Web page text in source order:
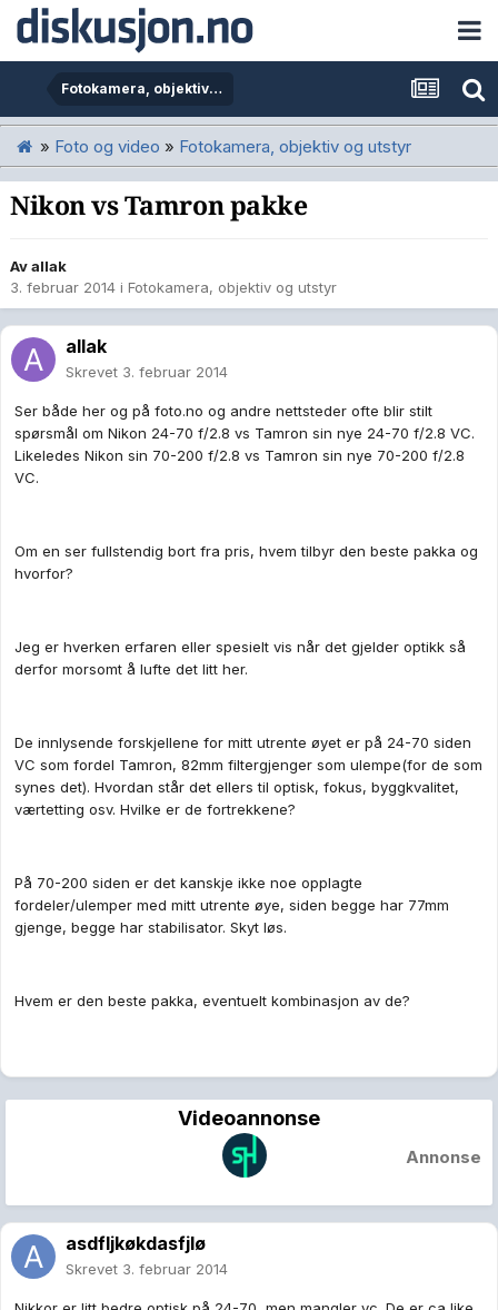
Fotokamera, objektiv og utstyr
» Foto og video » Fotokamera, objektiv og utstyr
Nikon vs Tamron pakke
Avallak
3. februar 2014 i Fotokamera, objektiv og utstyr
allak
Skrevet 3. februar 2014
Ser både her og på foto.no og andre nettsteder ofte blir stilt
spørsmål om Nikon 24-70 f/2.8 vs Tamron sin nye 24-70 f/2.8 VC.
Likeledes Nikon sin 70-200 f/2.8 vs Tamron sin nye 70-200 f/2.8
VC.
Om en ser fullstendig bort fra pris, hvem tilbyr den beste pakka og
hvorfor?
Jeg er hverken erfaren eller spesielt vis når det gjelder optikk så
derfor morsomt å lufte det litt her.
De innlysende forskjellene for mitt utrente øyet er på 24-70 siden
VC som fordel Tamron, 82mm filtergjenger som ulempe(for de som
synes det). Hvordan står det ellers til optisk, fokus, byggkvalitet,
værtetting osv. Hvilke er de fortrekkene?
På 70-200 siden er det kanskje ikke noe opplagte
fordeler/ulemper med mitt utrente øye, siden begge har 77mm
gjenge, begge har stabilisator. Skyt løs.
Hvem er den beste pakka, eventuelt kombinasjon av de?
Videoannonse
Annonse
asdfljkøkdasfjlø
Skrevet 3. februar 2014